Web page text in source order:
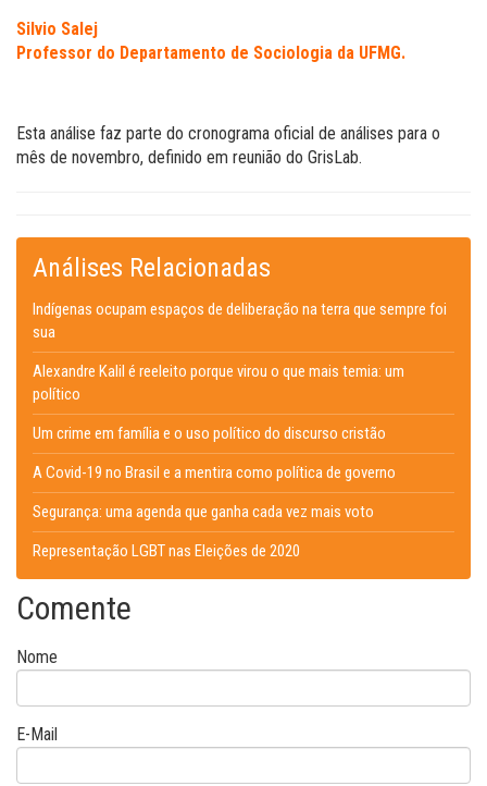
Silvio Salej
Professor do Departamento de Sociologia da UFMG.
Esta análise faz parte do cronograma oficial de análises para o
mês de novembro, definido em reunião do GrisLab.
Análises Relacionadas
Indígenas ocupam espaços de deliberação na terra que sempre foi
sua
Alexandre Kalil é reeleito porque virou o que mais temia: um
político
Um crime em família e o uso político do discurso cristão
A Covid-19 no Brasil e a mentira como política de governo
Segurança: uma agenda que ganha cada vez mais voto
Representação LGBT nas Eleições de 2020
Comente
Nome
E-Mail